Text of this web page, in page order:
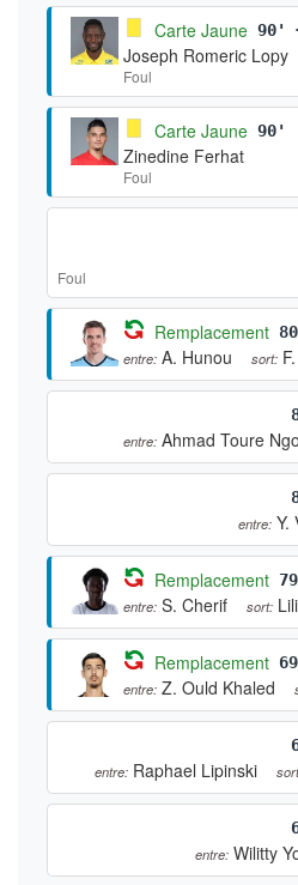
Carte Jaune 90'
Joseph Romeric Lopy
Foul
Carte Jaune 90'
Zinedine Ferhat
Foul
Foul
Remplacement
entre: A. Hunou sort:
entre: Ahmad Toure
entre: Y.
Remplacement
entre: S. Cherif sort:
Remplacement
entre: Z. Ould Khaled
entre: Raphael Lipinski
entre: Wilitty